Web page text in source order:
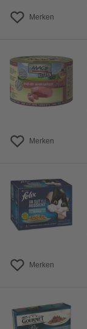
Merken
Merken
Merken